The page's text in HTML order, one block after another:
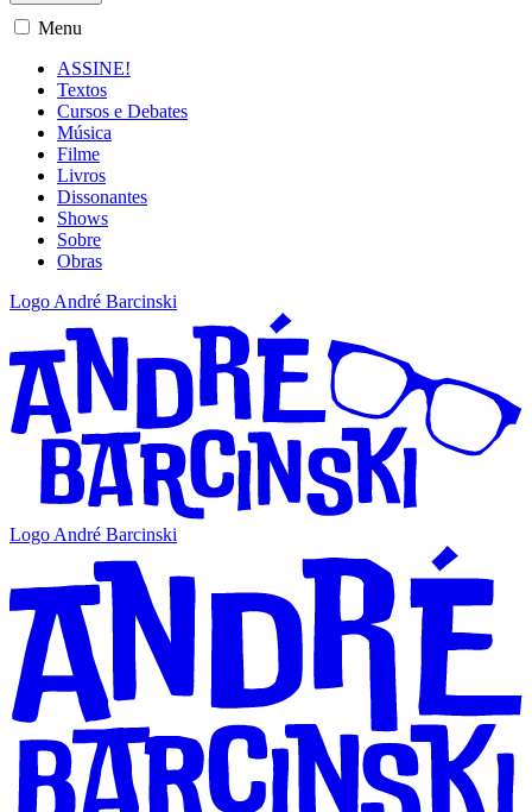
Menu
ASSINE!
Textos
Cursos e Debates
Música
Filme
Livros
Dissonantes
Shows
Sobre
Obras
Logo André Barcinski
Logo André Barcinski